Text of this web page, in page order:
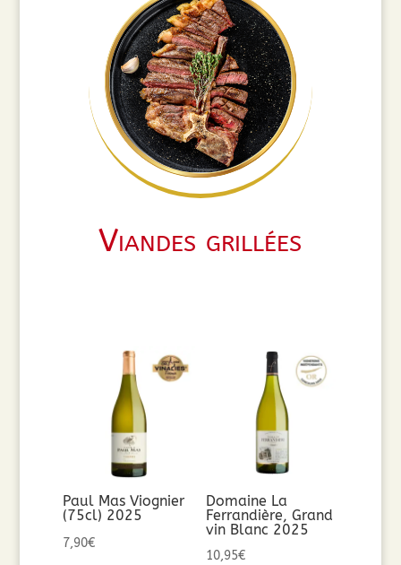
Viandes grillées
Paul Mas Viognier
(75cl) 2025
7,90€
Domaine La
Ferrandière, Grand
vin Blanc 2025
10,95€